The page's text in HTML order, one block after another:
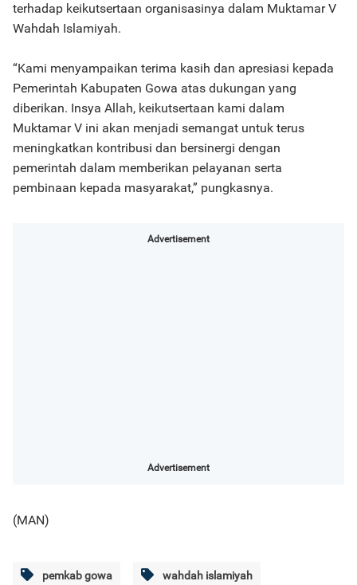
terhadap keikutsertaan organisasinya dalam Muktamar V
Wahdah Islamiyah.
“Kami menyampaikan terima kasih dan apresiasi kepada
Pemerintah Kabupaten Gowa atas dukungan yang
diberikan. Insya Allah, keikutsertaan kami dalam
Muktamar V ini akan menjadi semangat untuk terus
meningkatkan kontribusi dan bersinergi dengan
pemerintah dalam memberikan pelayanan serta
pembinaan kepada masyarakat,” pungkasnya.
Advertisement
Advertisement
(MAN)
pemkab gowa wahdah islamiyah